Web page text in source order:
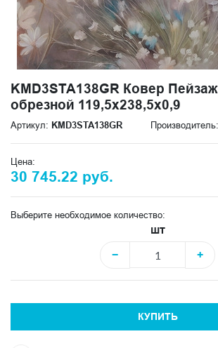
KMD3STA138GR Ковер
обрезной 119,5x238,5x0,9
Артикул: KMD3STA138GR Производитель:
Цена:
30 745.22 руб.
Выберите необходимое количество:
шт
−
+
КУПИТЬ